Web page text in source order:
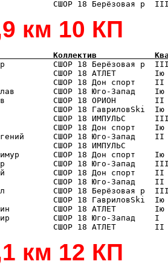
км 10 КП
Коллектив            Квал
СШОР 18
СШОР 18 АТЛЕТ
СШОР 18 Дон
СШОР 18 Юго-
СШОР 18 ОРИОН
СШОР 18
СШОР 18 ИМПУЛЬС
СШОР 18 Дон
СШОР 18 Юго-
СШОР 18 ИМПУЛЬС
Тимур       СШОР 18 Дон
СШОР 18 Юго-
СШОР 18 Дон
СШОР 18 Юго-
СШОР 18
СШОР 18
СШОР 18 АТЛЕТ
СШОР 18 Юго-
км 12 КП